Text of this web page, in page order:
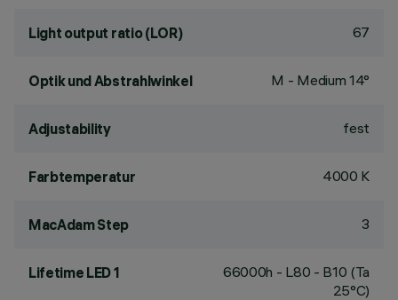
Light output ratio (LOR) 67
Optik und Abstrahlwinkel M - Medium 14°
Adjustability fest
Farbtemperatur 4000 K
MacAdam Step 3
Lifetime LED 1
66000h - L80 - B10 (Ta
25°C)